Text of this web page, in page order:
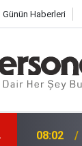
Günün Haberleri
00:18